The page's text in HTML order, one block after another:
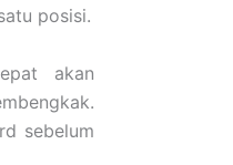
posisi.
akan
sebelum